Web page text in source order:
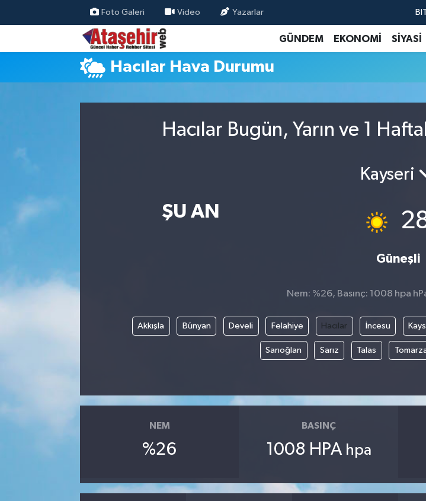
Foto Galeri Video Yazarlar
GÜNDEM EKONOMİ SİYASİ
Hacılar Hava Durumu
Hacılar Bugün, Yarın ve 1
ŞU AN
Kayseri
Güneşli
Nem: %26, Basınç: 1008 hpa
Akkışla Bünyan Develi Felahiye Hacılar İncesu
Sarıoğlan Sarız Talas
NEM
%26
BASINÇ
1008 HPA hpa
Hava Durumu
Trafik Durumu
Süper Lig Puan Durumu ve Fikstür
Haber Arşivi